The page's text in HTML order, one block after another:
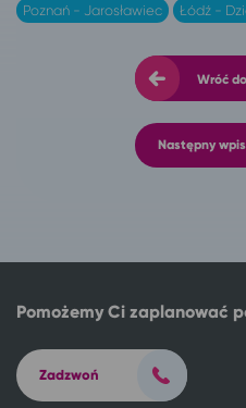
Poznań - Jarosławiec Łódź -
Wróć
Następny wpis
Pomożemy Ci zaplanować
Zadzwoń